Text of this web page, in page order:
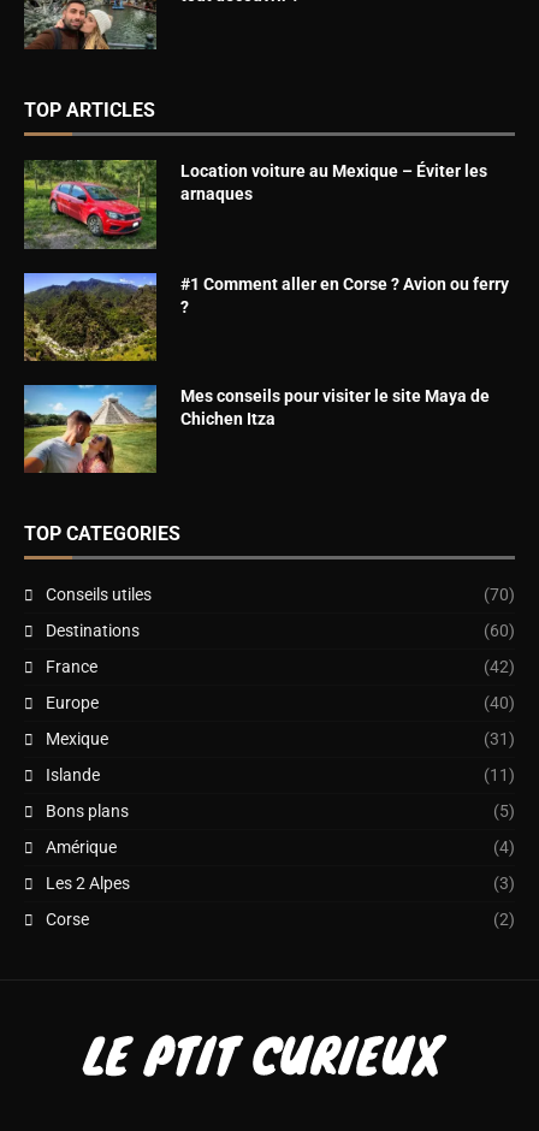
TOP ARTICLES
Location voiture au Mexique – Éviter les
arnaques
#1 Comment aller en Corse ? Avion ou ferry
?
Mes conseils pour visiter le site Maya de
Chichen Itza
TOP CATEGORIES
Conseils utiles
(70)
Destinations
(60)
France
(42)
Europe
(40)
Mexique
(31)
Islande
(11)
Bons plans
(5)
Amérique
(4)
Les 2 Alpes
(3)
Corse
(2)